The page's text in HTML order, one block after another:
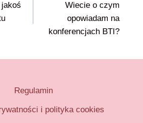
Wiecie o czym
opowiadam na
konferencjach BTI?
Regulamin
i polityka cookies